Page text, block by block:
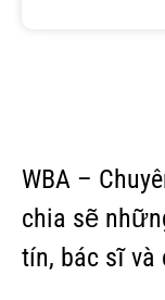
WBA –
chia sẽ
tín, bác sĩ và